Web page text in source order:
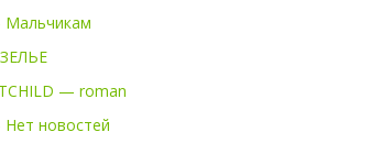
— roman
новостей